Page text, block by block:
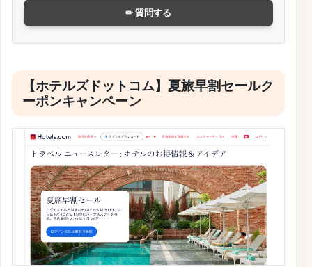
✏ 質問する
【ホテルズドットコム】夏旅早割セールク
ーポンキャンペーン